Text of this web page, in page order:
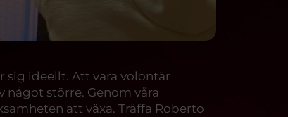
sig ideellt. Att vara volontär
större. Genom våra
att växa. Träffa Roberto